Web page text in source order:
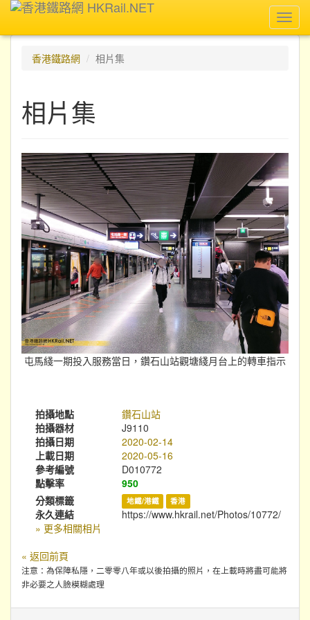
香港鐵路網
相片集
相片集
屯馬綫一期投入服務當日，鑽石山站觀塘綫月台上的轉車指示
拍攝地點
鑽石山站
拍攝器材
J9110
拍攝日期
2020-02-14
上載日期
2020-05-16
參考編號
D010772
點擊率
950
分類標籤
地鐵/港鐵 香港
永久連結
https://www.hkrail.net/Photos/10772/
» 更多相關相片
« 返回前頁
注意：為保障私隱，二零零八年或以後拍攝的照片，在上載時將盡可能將
非必要之人臉模糊處理